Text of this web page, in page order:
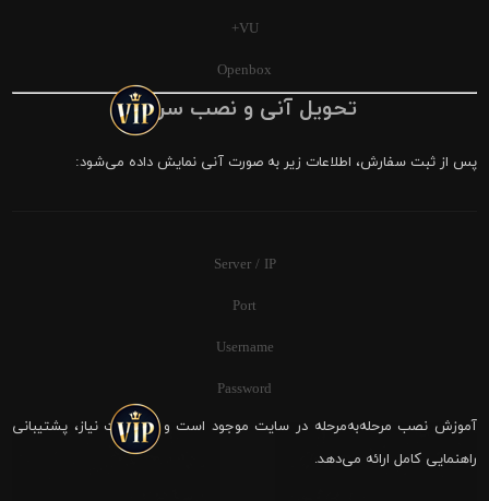
VU+
Openbox
تحویل آنی و نصب سریع
پس از ثبت سفارش، اطلاعات زیر به صورت آنی نمایش داده می‌شود:
Server / IP
Port
Username
Password
آموزش نصب مرحله‌به‌مرحله در سایت موجود است و در صورت نیاز، پشتیبانی
راهنمایی کامل ارائه می‌دهد.